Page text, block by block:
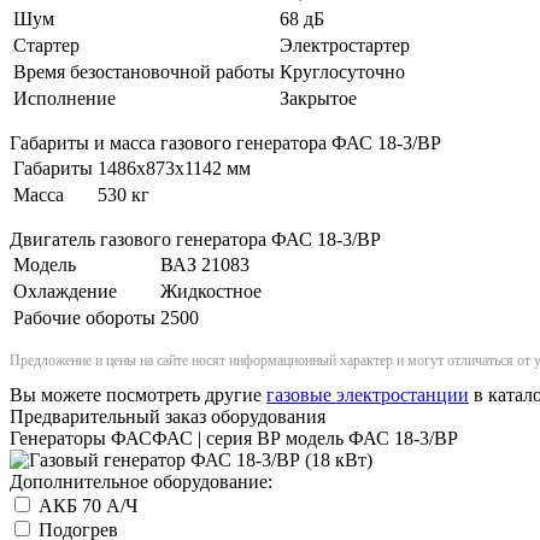
Шум
68 дБ
Стартер
Электростартер
Время безостановочной работы Круглосуточно
Исполнение
Закрытое
Габариты и масса газового генератора ФАС 18-3/ВР
Габариты 1486x873x1142 мм
Масса
530 кг
Двигатель газового генератора ФАС 18-3/ВР
Модель
ВАЗ 21083
Охлаждение
Жидкостное
Рабочие обороты 2500
Предложение и цены на сайте носят информационный характер и могут отличаться
Вы можете посмотреть другие газовые электростанции в
Предварительный заказ оборудования
Генераторы ФАСФАС | серия ВР модель ФАС 18-3/ВР
Дополнительное оборудование:
АКБ 70 А/Ч
Подогрев